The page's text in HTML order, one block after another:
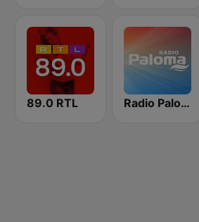
89.0 RTL Radio Paloma